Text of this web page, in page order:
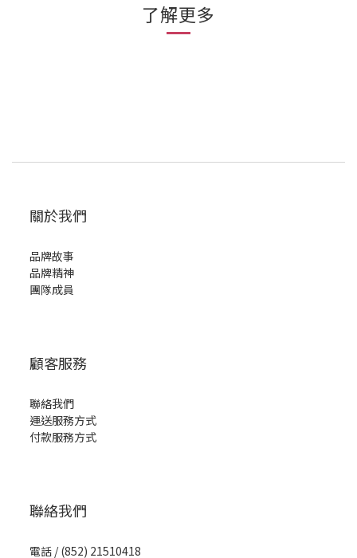
了解更多
關於我們
品牌故事
品牌精神
團隊成員
顧客服務
聯絡我們
運送服務方式
付款服務方式
聯絡我們
電話 / (852) 21510418